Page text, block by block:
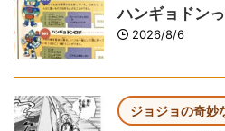
ハンギョドン
2026/8/6
ジョジョの奇妙